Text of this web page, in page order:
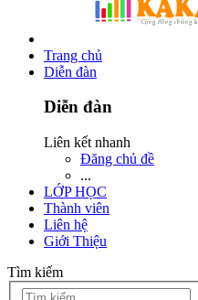
Trang chủ
Diễn đàn
Diễn đàn
Liên kết nhanh
Đăng chủ đề
...
LỚP HỌC
Thành viên
Liên hệ
Giới Thiệu
Tìm kiếm